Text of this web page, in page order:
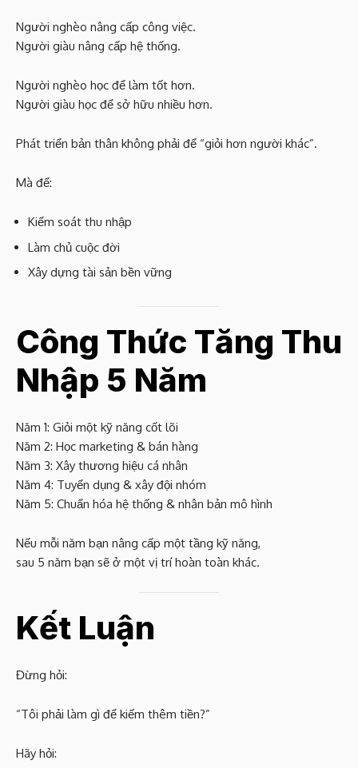
Người nghèo nâng cấp công việc.
Người giàu nâng cấp hệ thống.
Người nghèo học để làm tốt hơn.
Người giàu học để sở hữu nhiều hơn.
Phát triển bản thân không phải để “giỏi hơn người khác”.
Mà để:
Kiểm soát thu nhập
Làm chủ cuộc đời
Xây dựng tài sản bền vững
Công Thức Tăng Thu
Nhập 5 Năm
Năm 1: Giỏi một kỹ năng cốt lõi
Năm 2: Học marketing & bán hàng
Năm 3: Xây thương hiệu cá nhân
Năm 4: Tuyển dụng & xây đội nhóm
Năm 5: Chuẩn hóa hệ thống & nhân bản mô hình
Nếu mỗi năm bạn nâng cấp một tầng kỹ năng,
sau 5 năm bạn sẽ ở một vị trí hoàn toàn khác.
Kết Luận
Đừng hỏi:
“Tôi phải làm gì để kiếm thêm tiền?”
Hãy hỏi: